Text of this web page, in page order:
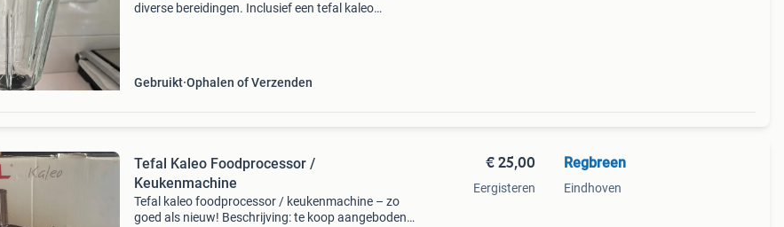
diverse bereidingen. Inclusief een tefal kaleo
Gebruikt Ophalen of Verzenden
Tefal Kaleo Foodprocessor /
Keukenmachine
Tefal kaleo foodprocessor / keukenmachine – zo
goed als nieuw! Beschrijving: te koop aangeboden:
€ 25,00
Eergisteren
Regbreen
Eindhoven